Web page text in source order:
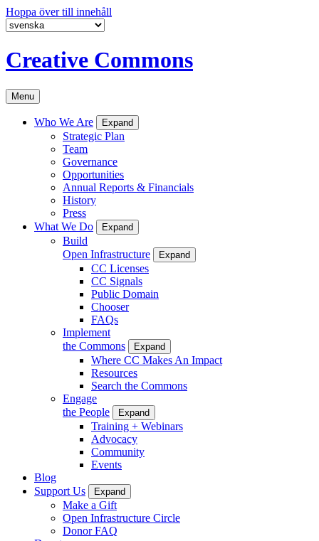
Hoppa över till innehåll
Creative Commons
Menu
Who We Are Expand
Strategic Plan
Team
Governance
Opportunities
Annual Reports & Financials
History
Press
What We Do
Expand
Build
Open Infrastructure
Expand
CC Licenses
CC Signals
Public Domain
Chooser
FAQs
Implement
the Commons
Expand
Where CC Makes An Impact
Resources
Search the Commons
Engage
the People
Expand
Training + Webinars
Advocacy
Community
Events
Blog
Support Us
Expand
Make a Gift
Open Infrastructure Circle
Donor FAQ